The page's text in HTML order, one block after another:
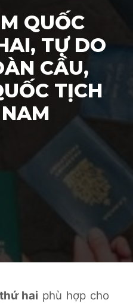
QUỐC
TỰ DO
CẦU,
TỊCH
hai phù hợp cho